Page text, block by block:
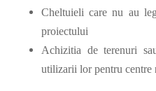
Cheltuieli care nu au
proiectului
Achizitia de terenuri
utilizarii lor pentru centre